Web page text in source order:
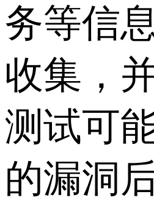
务等信
收集，
测试可
的漏洞